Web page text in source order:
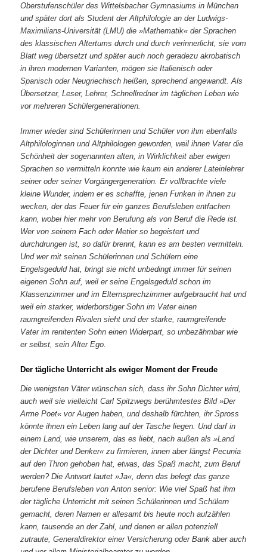
Oberstufenschüler des Wittelsbacher Gymnasiums in München
und später dort als Student der Altphilologie an der Ludwigs-
Maximilians-Universität (LMU) die »Mathematik« der Sprachen
des klassischen Altertums durch und durch verinnerlicht, sie vom
Blatt weg übersetzt und später auch noch geradezu akrobatisch
in ihren modernen Varianten, mögen sie Italienisch oder
Spanisch oder Neugriechisch heißen, sprechend angewandt. Als
Übersetzer, Leser, Lehrer, Schnellredner im täglichen Leben wie
vor mehreren Schülergenerationen.
Immer wieder sind Schülerinnen und Schüler von ihm ebenfalls
Altphilologinnen und Altphilologen geworden, weil ihnen Vater die
Schönheit der sogenannten alten, in Wirklichkeit aber ewigen
Sprachen so vermitteln konnte wie kaum ein anderer Lateinlehrer
seiner oder seiner Vorgängergeneration. Er vollbrachte viele
kleine Wunder, indem er es schaffte, jenen Funken in ihnen zu
wecken, der das Feuer für ein ganzes Berufsleben entfachen
kann, wobei hier mehr von Berufung als von Beruf die Rede ist.
Wer von seinem Fach oder Metier so begeistert und
durchdrungen ist, so dafür brennt, kann es am besten vermitteln.
Und wer mit seinen Schülerinnen und Schülern eine
Engelsgeduld hat, bringt sie nicht unbedingt immer für seinen
eigenen Sohn auf, weil er seine Engelsgeduld schon im
Klassenzimmer und im Elternsprechzimmer aufgebraucht hat und
weil ein starker, widerborstiger Sohn im Vater einen
raumgreifenden Rivalen sieht und der starke, raumgreifende
Vater im renitenten Sohn einen Widerpart, so unbezähmbar wie
er selbst, sein Alter Ego.
Der tägliche Unterricht als ewiger Moment der Freude
Die wenigsten Väter wünschen sich, dass ihr Sohn Dichter wird,
auch weil sie vielleicht Carl Spitzwegs berühmtestes Bild »Der
Arme Poet« vor Augen haben, und deshalb fürchten, ihr Spross
könnte ihnen ein Leben lang auf der Tasche liegen. Und darf in
einem Land, wie unserem, das es liebt, nach außen als »Land
der Dichter und Denker« zu firmieren, innen aber längst Pecunia
auf den Thron gehoben hat, etwas, das Spaß macht, zum Beruf
werden? Die Antwort lautet »Ja«, denn das belegt das ganze
berufene Berufsleben von Anton senior: Wie viel Spaß hat ihm
der tägliche Unterricht mit seinen Schülerinnen und Schülern
gemacht, deren Namen er allesamt bis heute noch aufzählen
kann, tausende an der Zahl, und denen er allen potenziell
zutraute, Generaldirektor einer Versicherung oder Bank aber auch